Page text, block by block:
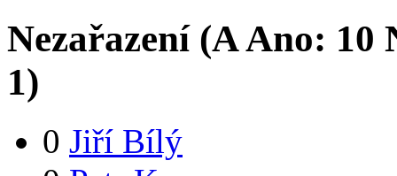
Nezařazení (AAno: 10
1)
0 Jiří Bílý